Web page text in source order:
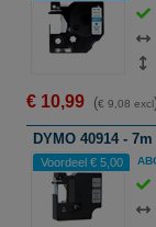
€ 10,99 (€ 9,08 excl
DYMO 40914 -
Voordeel € 5,00